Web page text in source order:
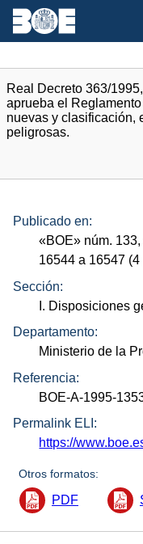
Real Decreto 363/
aprueba el
nuevas y clasificación,
peligrosas.
Publicado en:
«BOE» núm.
16544 a 16547 (4
Sección:
I. Disposiciones
Departamento:
Ministerio de la
Referencia:
BOE-A-1995-
Permalink ELI:
https://
Otros formatos:
PDF